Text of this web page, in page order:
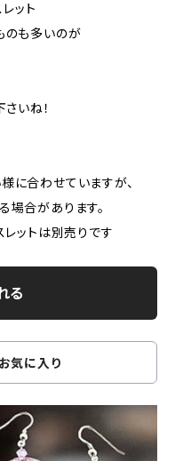
ット
のも多いのが
いね！
合わせていますが、
合があります。
ットは別売りです
る
気に入り